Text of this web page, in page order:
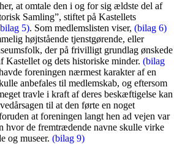
at omtale den i og for sig ældste del af
Samling”, stiftet på Kastellets
bilag 5). Som medlemslisten viser, (bilag 6)
højtstående tjenstgørende, eller
der på frivilligt grundlag ønskede
Kastellet og dets historiske minder. (bilag
foreningen nærmest karakter af en
anbefales til medlemskab, og eftersom
travle i kraft af deres beskæftigelse kan
til at den førte en noget
at foreningen langt hen ad vejen var
hvor de fremtrædende navne skulle virke
og museer. (bilag 9)